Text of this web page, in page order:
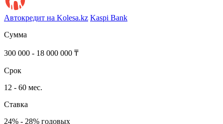
Автокредит на Kolesa.kz Kaspi Bank
Сумма
300 000 - 18 000 000 ₸
Срок
12 - 60 мес.
Ставка
24% - 28% годовых